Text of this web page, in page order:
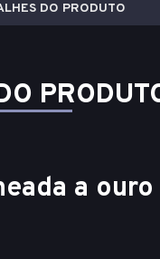
DO PRODUTO
a